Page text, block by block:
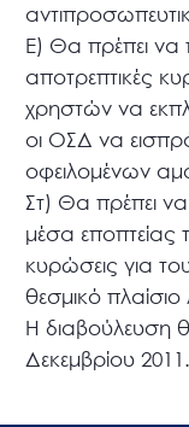
Ε) Θα πρέπει να
αποτρεπτικές
χρηστών να
οι ΟΣΔ να
οφειλομένων
Στ) Θα πρέπει
μέσα
κυρώσεις για
θεσμικό πλαίσιο
Η διαβούλευση
Δεκεμβρίου 2011.